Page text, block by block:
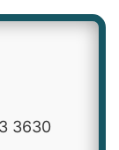
3630